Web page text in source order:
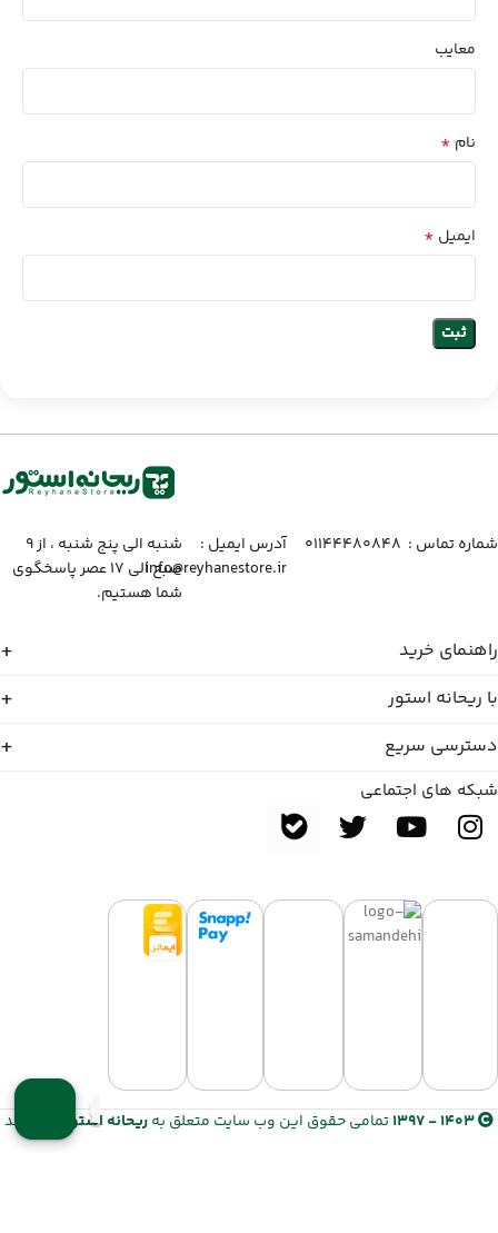
معایب
نام *
ایمیل *
شماره تماس :‌ ۰۱۱۴۴۴۸۰۸۴۸
آدرس ایمیل :‌
info@reyhanestore.ir
شنبه الی پنج شنبه ، از ۹
صبح الی ۱۷ عصر پاسخگوی
شما هستیم.
راهنمای خرید
با ریحانه استور
دسترسی سریع
شبکه های اجتماعی
1403 - 1397 تمامی حقوق این وب سایت متعلق بهریحانه استور می باشد